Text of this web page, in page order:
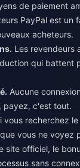
de paiement
PayPal est un
acheteurs.
Les revendeurs
qui battent
Aucune
payez, c'est tout.
vous recherchez
vous ne voyez
site officiel, le
sans